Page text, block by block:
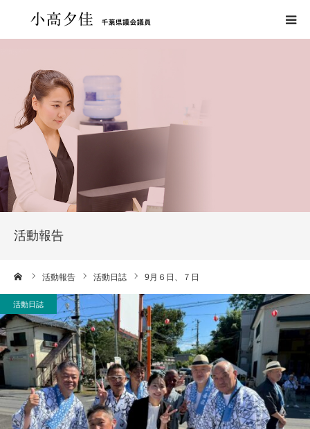
活動報告
活動報告 活動日誌 9月６日、７日
活動日誌
プロフィール
政策
活動報告
お問い合わせ